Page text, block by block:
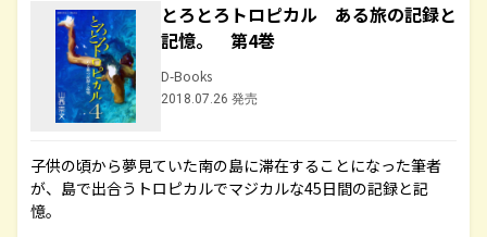
とろとろトロピカル ある旅の記録と
記憶。 第4巻
D-Books
2018.07.26 発売
子供の頃から夢見ていた南の島に滞在することになった筆者
が、島で出合うトロピカルでマジカルな45日間の記録と記
憶。